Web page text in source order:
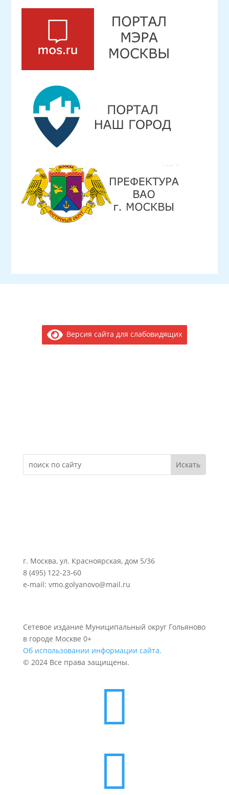
Версия сайта для слабовидящих
г. Москва, ул. Красноярская, дом 5/36
8 (495) 122-23-60
e-mail: vmo.golyanovo@mail.ru
Сетевое издание Муниципальный округ Гольяново
в городе Москве 0+
Об использовании информации сайта.
© 2024 Все права защищены.

